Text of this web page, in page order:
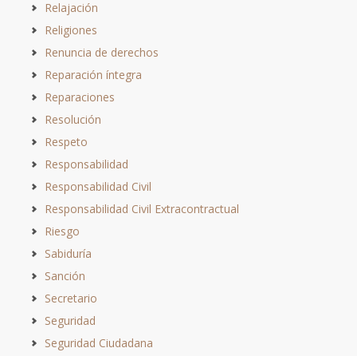
Relajación
Religiones
Renuncia de derechos
Reparación íntegra
Reparaciones
Resolución
Respeto
Responsabilidad
Responsabilidad Civil
Responsabilidad Civil Extracontractual
Riesgo
Sabiduría
Sanción
Secretario
Seguridad
Seguridad Ciudadana